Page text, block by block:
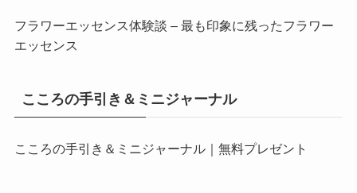
フラワーエッセンス体験談 – 最も印象に残ったフラワー
エッセンス
こころの手引き＆ミニジャーナル
こころの手引き＆ミニジャーナル｜無料プレゼント